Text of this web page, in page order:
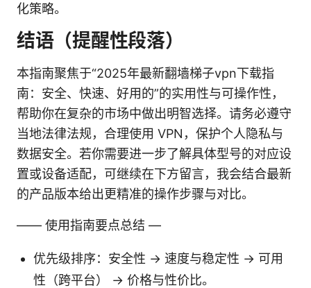
化策略。
结语（提醒性段落）
本指南聚焦于“2025年最新翻墙梯子vpn下载指
南：安全、快速、好用的”的实用性与可操作性，
帮助你在复杂的市场中做出明智选择。请务必遵守
当地法律法规，合理使用 VPN，保护个人隐私与
数据安全。若你需要进一步了解具体型号的对应设
置或设备适配，可继续在下方留言，我会结合最新
的产品版本给出更精准的操作步骤与对比。
—— 使用指南要点总结 —
优先级排序：安全性 → 速度与稳定性 → 可用
性（跨平台） → 价格与性价比。